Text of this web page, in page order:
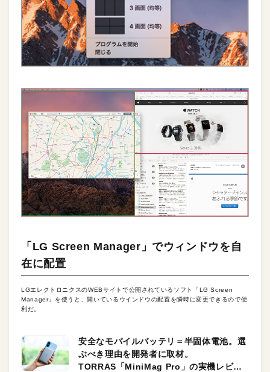
「LG Screen Manager」でウィンドウを自
在に配置
LGエレクトロニクスのWEBサイトで公開されているソフト「LG Screen
Manager」を使うと、開いているウインドウの配置を瞬時に変更できるので便
利だ。
安全なモバイルバッテリ＝半固体電池。選
ぶべき理由を開発者に取材。
TORRAS「MiniMag Pro」の実機レビュ